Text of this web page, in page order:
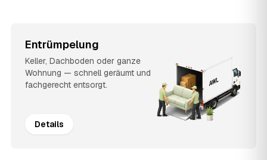
Entrümpelung
Keller, Dachboden oder ganze
Wohnung — schnell geräumt und
fachgerecht entsorgt.
Details